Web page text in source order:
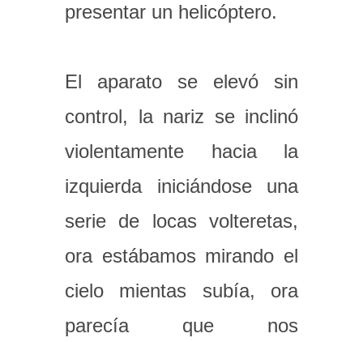
presentar un helicóptero.
El aparato se elevó sin
control, la nariz se inclinó
violentamente hacia la
izquierda iniciándose una
serie de locas volteretas,
ora estábamos mirando el
cielo mientas subía, ora
parecía que nos